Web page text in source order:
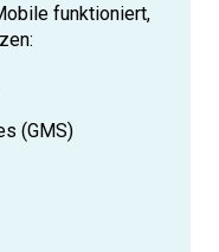
funktioniert,
(GMS)